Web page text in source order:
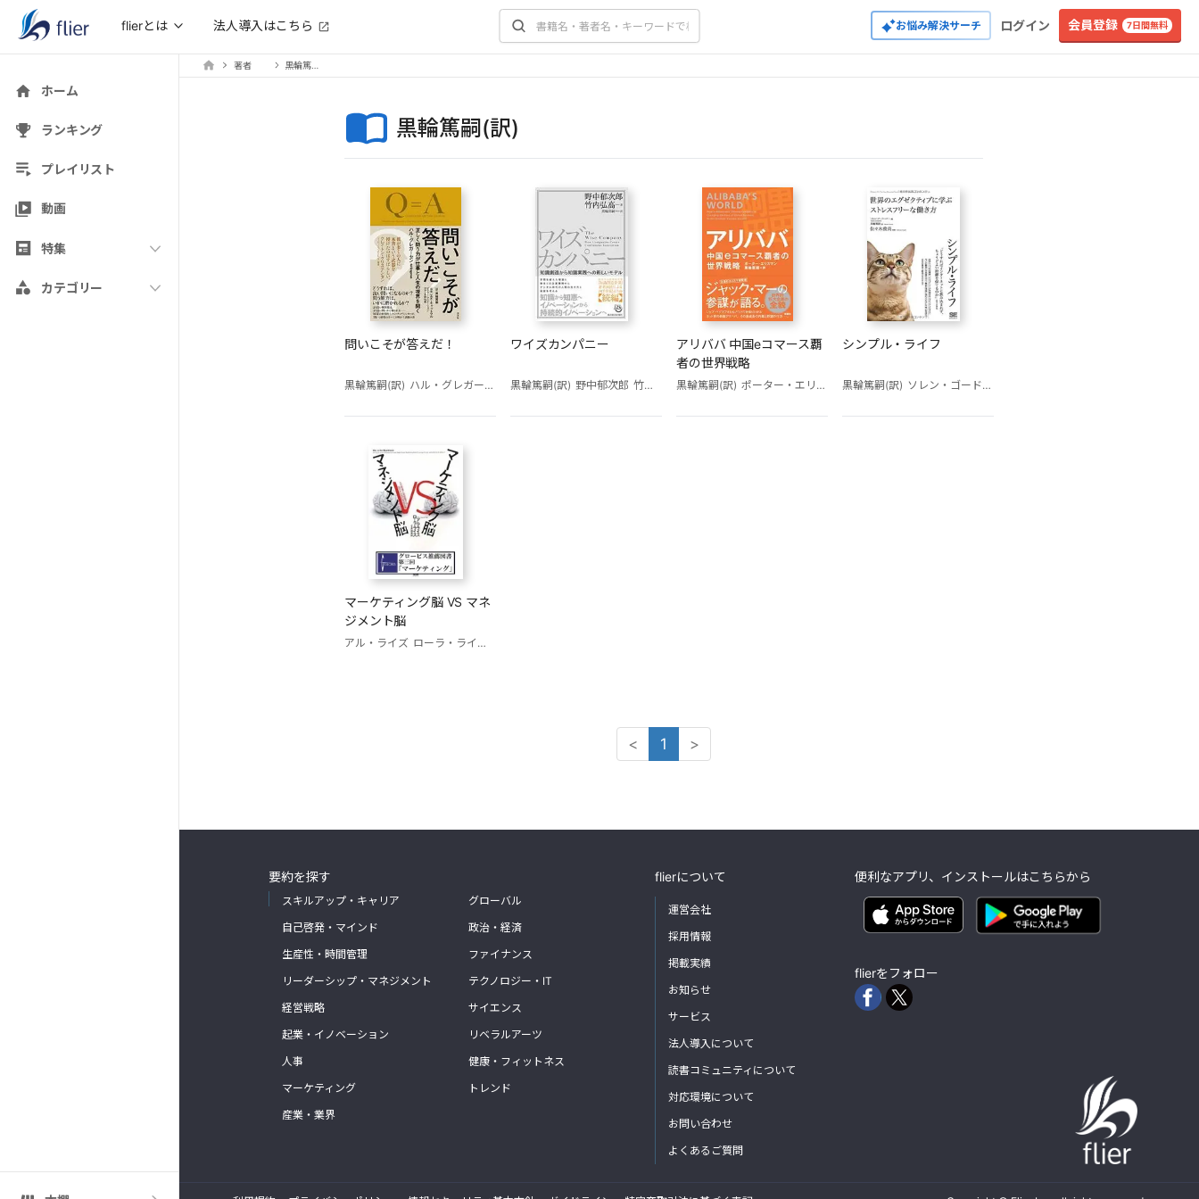
flierとは 法人導入はこちら お悩み解決サーチ ログイン 会員登録 7日間無料
ホーム
ランキング
プレイリスト
動画
特集
カテゴリー
著者
黒輪篤嗣(訳)
問いこそが答えだ！
黒輪篤嗣(訳) ハル・グレガーセン
ワイズカンパニー
黒輪篤嗣(訳) 野中郁次郎 竹内弘高
アリババ 中国eコマース覇
者の世界戦略
黒輪篤嗣(訳) ポーター・エリスマン
シンプル・ライフ
黒輪篤嗣(訳) ソレン・ゴードハマー
マーケティング脳 VS マネ
ジメント脳
アル・ライズ ローラ・ライズ
< 1 >
要約を探す
スキルアップ・キャリア
自己啓発・マインド
生産性・時間管理
リーダーシップ・マネジメント
経営戦略
起業・イノベーション
人事
マーケティング
産業・業界
グローバル
政治・経済
ファイナンス
テクノロジー・IT
サイエンス
リベラルアーツ
健康・フィットネス
トレンド
flierについて
運営会社
採用情報
掲載実績
お知らせ
サービス
法人導入について
読書コミュニティについて
対応環境について
お問い合わせ
よくあるご質問
便利なアプリ、インストールはこちらから
flierをフォロー